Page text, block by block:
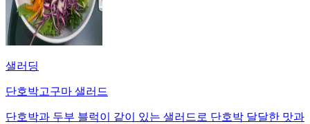
샐러딩
단호박고구마 샐러드
단호박과 두부 블럭이 같이 있는 샐러드로 단호박 달달한 맛과